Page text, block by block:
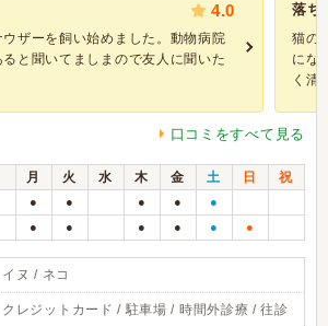
4.0
ウザーを飼い始めました。動物病院
と聞いてましまので友人に聞いた
落ち
猫の
にな
く清
口コミをすべて見る
月 火 水 木 金 土 日
祝
● ● ● ● ●
● ● ● ● ● ●
イヌ / ネコ
クレジットカード / 駐車場 / 時間外診療 / 往診